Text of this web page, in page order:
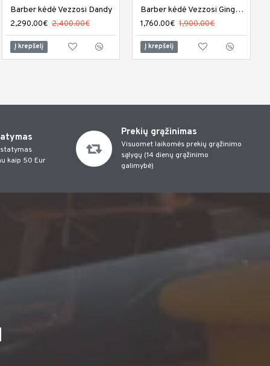
Kirpyklos kėdė DIR Bello
584.00€ 640.01€
Į krepšelį
Barber kėdė Vezzosi Dandy
2,290.00€ 2,400.00€
Į krepšelį
Barber kėdė Vezzosi Gingerman
1,760.00€ 1,900.00€
Į krepšelį
kaip 50 Eur
Prekių grąžinimas
Visuomet laikomės prekių grąžinimo
sąlygų (14 dienų grąžinimo
galimybė)